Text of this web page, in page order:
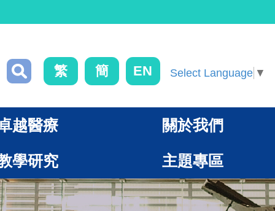
繁 簡 EN Select Language ▼
越醫療 關於我們
學研究 主題專區